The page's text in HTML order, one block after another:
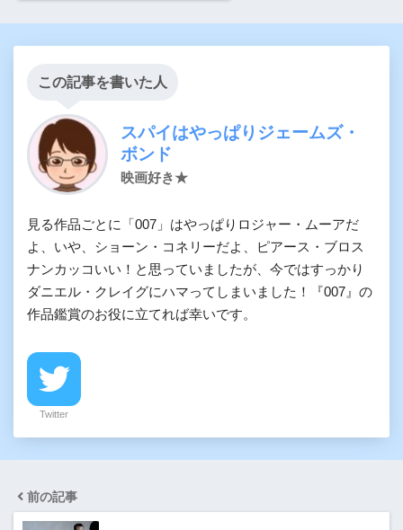
この記事を書いた人
スパイはやっぱりジェームズ・
ボンド
映画好き★
見る作品ごとに「007」はやっぱりロジャー・ムーアだ
よ、いや、ショーン・コネリーだよ、ピアース・ブロス
ナンカッコいい！と思っていましたが、今ではすっかり
ダニエル・クレイグにハマってしまいました！『007』の
作品鑑賞のお役に立てれば幸いです。
Twitter
前の記事